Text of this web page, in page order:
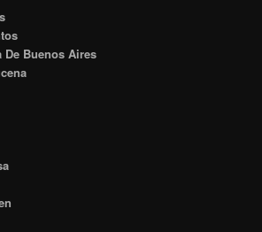
Buenos Aires